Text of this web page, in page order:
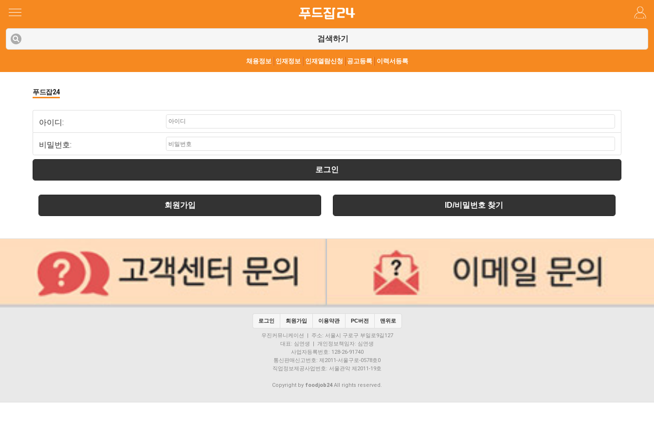
검색하기
채용정보 인재정보 인재열람신청 공고등록 이력서등록
푸드잡24
아이디:
비밀번호:
로그인
회원가입 ID/비밀번호 찾기
로그인 회원가입 이용약관 PC버전 맨위로
우진커뮤니케이션 | 주소: 서울시 구로구 부일로9길127
대표: 심연생 | 개인정보책임자: 심연생
사업자등록번호: 128-26-91740
통신판매신고번호: 제2011-서울구로-0578호0
직업정보제공사업번호: 서울관악 제2011-19호
Copyright by foodjob24All rights reserved.